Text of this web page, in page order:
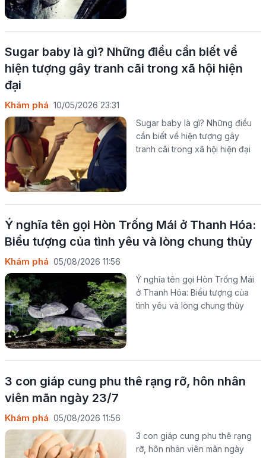
Sugar baby là gì? Những điều cần biết về
hiện tượng gây tranh cãi trong xã hội hiện
đại
Khám phá 10/05/2026 23:31
Sugar baby là gì? Những điều
cần biết về hiện tượng gây
tranh cãi trong xã hội hiện đại
Ý nghĩa tên gọi Hòn Trống Mái ở Thanh Hóa:
Biểu tượng của tình yêu và lòng chung thủy
Khám phá 05/08/2026 11:56
Ý nghĩa tên gọi Hòn Trống Mái
ở Thanh Hóa: Biểu tượng của
tình yêu và lòng chung thủy
3 con giáp cung phu thê rạng rỡ, hôn nhân
viên mãn ngày 23/7
Khám phá 05/08/2026 11:56
3 con giáp cung phu thê rạng
rỡ, hôn nhân viên mãn ngày